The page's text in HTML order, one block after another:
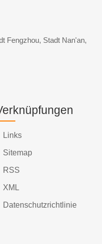
Fengzhou, Stadt Nan'an,
Links
Sitemap
RSS
XML
Datenschutzrichtlinie